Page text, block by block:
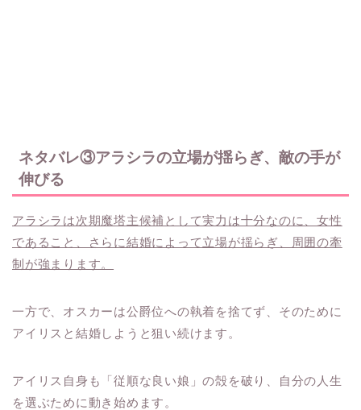
ネタバレ③アラシラの立場が揺らぎ、敵の手が
伸びる
アラシラは次期魔塔主候補として実力は十分なのに、女性
であること、さらに結婚によって立場が揺らぎ、周囲の牽
制が強まります。
一方で、オスカーは公爵位への執着を捨てず、そのために
アイリスと結婚しようと狙い続けます。
アイリス自身も「従順な良い娘」の殻を破り、自分の人生
を選ぶために動き始めます。